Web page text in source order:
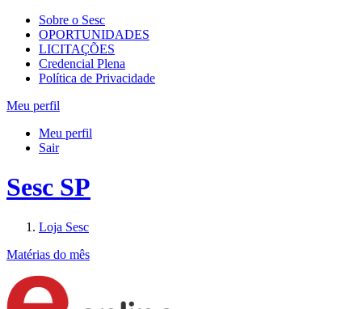
Sobre o Sesc
OPORTUNIDADES
LICITAÇÕES
Credencial Plena
Política de Privacidade
Meu perfil
Meu perfil
Sair
Sesc SP
Loja Sesc
Matérias do mês